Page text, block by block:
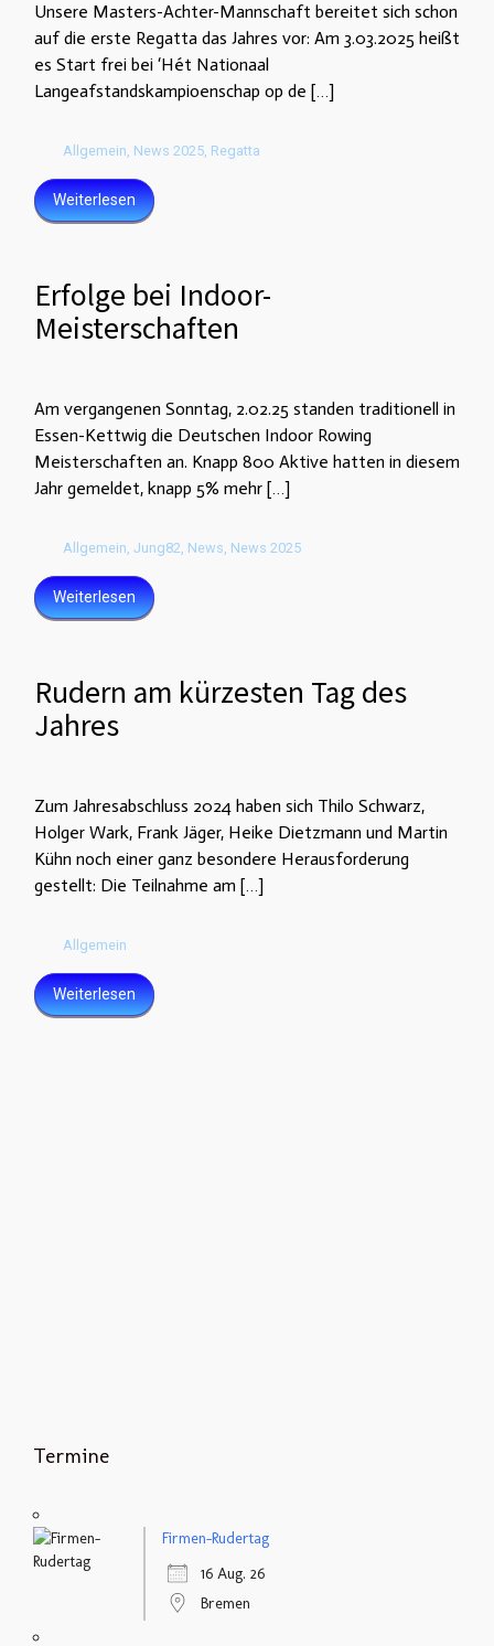
Unsere Masters-Achter-Mannschaft bereitet sich schon
auf die erste Regatta das Jahres vor: Am 3.03.2025 heißt
es Start frei bei ‘Hét Nationaal
Langeafstandskampioenschap op de […]
Allgemein, News 2025, Regatta
Weiterlesen
Erfolge bei Indoor-
Meisterschaften
Am vergangenen Sonntag, 2.02.25 standen traditionell in
Essen-Kettwig die Deutschen Indoor Rowing
Meisterschaften an. Knapp 800 Aktive hatten in diesem
Jahr gemeldet, knapp 5% mehr […]
Allgemein, Jung82, News, News 2025
Weiterlesen
Rudern am kürzesten Tag des
Jahres
Zum Jahresabschluss 2024 haben sich Thilo Schwarz,
Holger Wark, Frank Jäger, Heike Dietzmann und Martin
Kühn noch einer ganz besondere Herausforderung
gestellt: Die Teilnahme am […]
Allgemein
Weiterlesen
Termine
Firmen-Rudertag
16 Aug. 26
Bremen